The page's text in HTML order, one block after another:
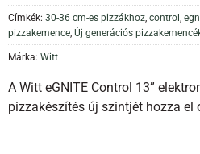
Címkék: 30-36 cm-es pizzákhoz control
pizzakemence Új generációs
Márka: Witt
A Witt eGNITE Control 13”
pizzakészítés új szintjét hozza el